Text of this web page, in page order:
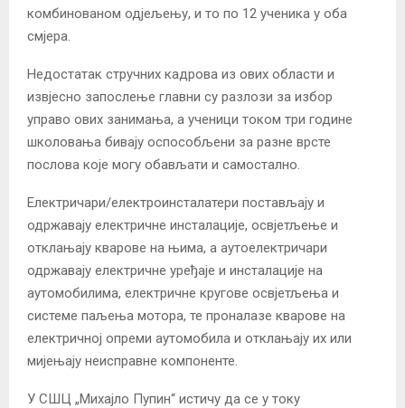
комбинованом одјељењу, и то по 12 ученика у оба
смјера.
Недостатак стручних кадрова из ових области и
извјесно запослење главни су разлози за избор
управо ових занимања, а ученици током три године
школовања бивају оспособљени за разне врсте
послова које могу обављати и самостално.
Електричари/електроинсталатери постављају и
одржавају електричне инсталације, освјетљење и
отклањају кварове на њима, а аутоелектричари
одржавају електричне уређаје и инсталације на
аутомобилима, електричне кругове освјетљења и
системе паљења мотора, те проналазе кварове на
електричној опреми аутомобила и отклањају их или
мијењају неисправне компоненте.
У СШЦ „Михајло Пупин“ истичу да се у току